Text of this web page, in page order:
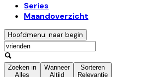
Series
Maandoverzicht
Hoofdmenu: naar begin
Zoeken in
Alles
Wanneer
Altijd
Sorteren
Relevantie